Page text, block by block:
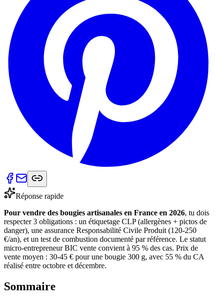
Réponse rapide
Pour vendre des bougies artisanales en France en 2026, tu dois
respecter 3 obligations : un étiquetage CLP (allergènes + pictos de
danger), une assurance Responsabilité Civile Produit (120-250
€/an), et un test de combustion documenté par référence. Le statut
micro-entrepreneur BIC vente convient à 95 % des cas. Prix de
vente moyen : 30-45 € pour une bougie 300 g, avec 55 % du CA
réalisé entre octobre et décembre.
Sommaire